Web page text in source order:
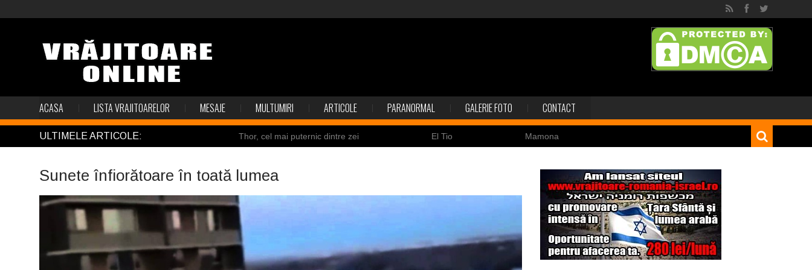
ACASA LISTA VRAJITOARELOR MESAJE MULTUMIRI ARTICOLE PARANORMAL GALERIE FOTO CONTACT
ULTIMELE ARTICOLE: Thor, cel mai puternic dintre zei El Tio Mamona
Mulţi soldaţi canadieni sunt stresaţi psihologic Timna Park şi Minele regelui Solomon
Salvat de la înec de fiinţe verzi Fenomen straniu pe cerul Spaniei
Structurile enigmatice de la Gobelki Tepe din Turcia
Sunete înfiorătoare în toată lumea